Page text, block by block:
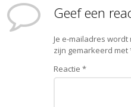
Geef een
Je e-mailadres
zijn gemarkeerd met
Reactie*